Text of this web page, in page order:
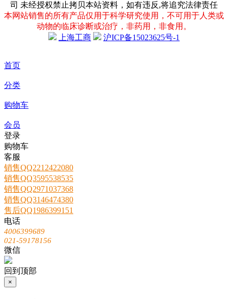
司 未经授权禁止拷贝本站资料，如有违反,将追究法律责任
本网站销售的所有产品仅用于科学研究使用，不可用于人类或
动物的临床诊断或治疗，非药用，非食用。
上海工商
沪ICP备15023625号-1
首页
分类
购物车
会员
登录
购物车
客服
销售QQ2212422080
销售QQ3595538535
销售QQ2971037368
销售QQ3146474380
售后QQ1986399151
电话
4006399689
021-59178156
微信
回到顶部
×